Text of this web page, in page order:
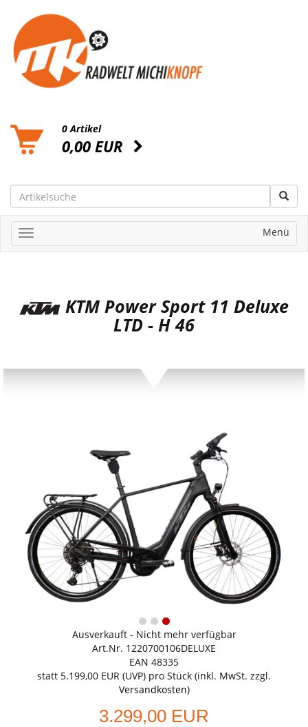
0 Artikel
0,00 EUR
Menü
KTM Power Sport 11 Deluxe
LTD - H 46
Ausverkauft - Nicht mehr verfügbar
Art.Nr. 1220700106DELUXE
EAN 48335
statt 5.199,00 EUR (UVP) pro Stück (inkl. MwSt. zzgl.
Versandkosten)
3.299,00 EUR